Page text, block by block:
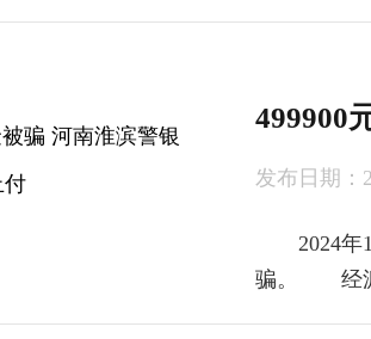
499900
发布日期：
2024年12
骗。 经派